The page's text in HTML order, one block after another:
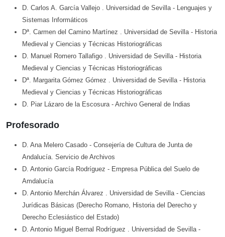
D. Carlos A. García Vallejo . Universidad de Sevilla - Lenguajes y
Sistemas Informáticos
Dª. Carmen del Camino Martínez . Universidad de Sevilla - Historia
Medieval y Ciencias y Técnicas Historiográficas
D. Manuel Romero Tallafigo . Universidad de Sevilla - Historia
Medieval y Ciencias y Técnicas Historiográficas
Dª. Margarita Gómez Gómez . Universidad de Sevilla - Historia
Medieval y Ciencias y Técnicas Historiográficas
D. Piar Lázaro de la Escosura - Archivo General de Indias
Profesorado
D. Ana Melero Casado - Consejería de Cultura de Junta de
Andalucía. Servicio de Archivos
D. Antonio García Rodríguez - Empresa Pública del Suelo de
Amdalucía
D. Antonio Merchán Álvarez . Universidad de Sevilla - Ciencias
Jurídicas Básicas (Derecho Romano, Historia del Derecho y
Derecho Eclesiástico del Estado)
D. Antonio Miguel Bernal Rodríguez . Universidad de Sevilla -